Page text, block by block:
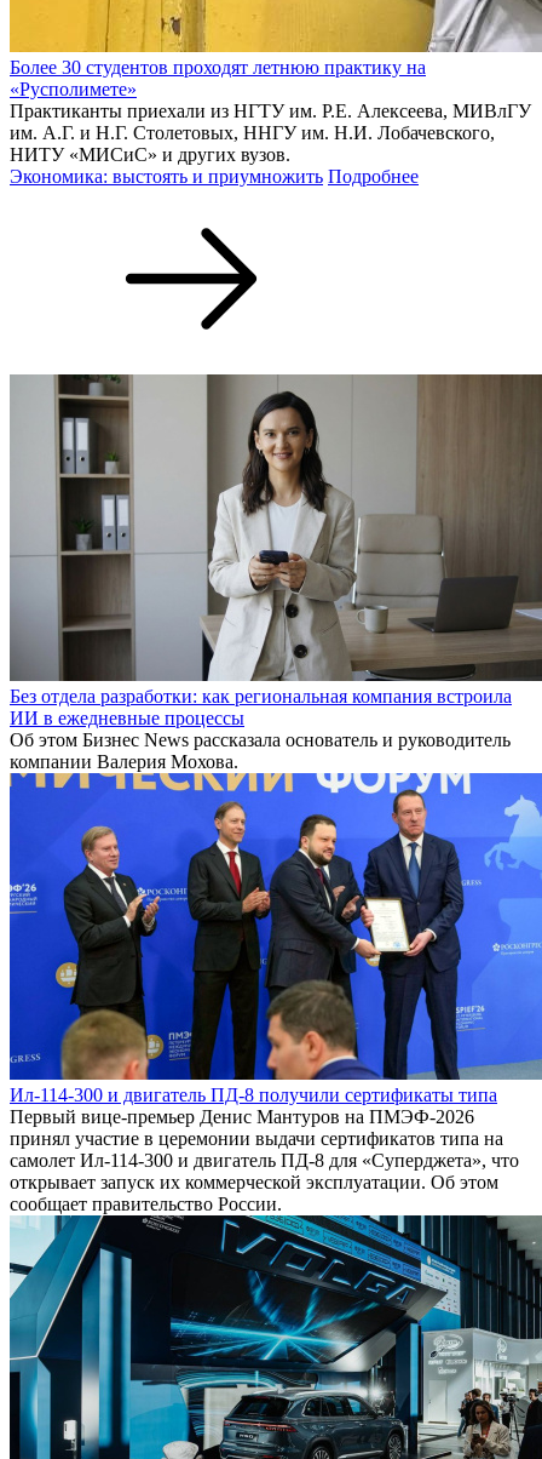
Более 30 студентов проходят летнюю практику на
«Русполимете»
Практиканты приехали из НГТУ им. Р.Е. Алексеева, МИВлГУ
им. А.Г. и Н.Г. Столетовых, ННГУ им. Н.И. Лобачевского,
НИТУ «МИСиС» и других вузов.
Экономика: выстоять и приумножить Подробнее
Без отдела разработки: как региональная компания встроила
ИИ в ежедневные процессы
Об этом Бизнес News рассказала основатель и руководитель
компании Валерия Мохова.
Ил-114-300 и двигатель ПД-8 получили сертификаты типа
Первый вице-премьер Денис Мантуров на ПМЭФ-2026
принял участие в церемонии выдачи сертификатов типа на
самолет Ил-114-300 и двигатель ПД-8 для «Суперджета», что
открывает запуск их коммерческой эксплуатации. Об этом
сообщает правительство России.